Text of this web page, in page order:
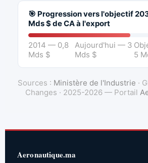
🎯 Progression vers l'objectif
Mds $ de CA à l'export
2014 — 0,8
Mds $
Aujourd'hui — 3
Mds $
5
Sources : Ministère de l'Industrie ·
Changes · 2025-2026 — Portail
Aeronautique.ma